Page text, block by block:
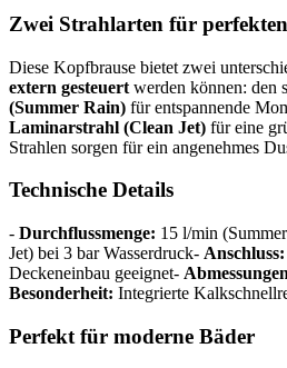
Zwei Strahlarten für
Diese Kopfbrause bietet zwei
extern gesteuert werden können: den
(Summer Rain) für entspannende
Laminarstrahl (Clean Jet) für eine
Strahlen sorgen für ein angenehmes
Technische Details
- Durchflussmenge: 15 l/min
Jet) bei 3 bar Wasserdruck- Anschluss:
Deckeneinbau geeignet-
Besonderheit: Integrierte
Perfekt für moderne Bäder